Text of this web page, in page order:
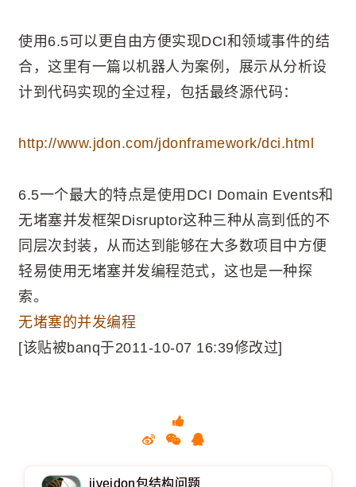
使用6.5可以更自由方便实现DCI和领域事件的结
合，这里有一篇以机器人为案例，展示从分析设
计到代码实现的全过程，包括最终源代码：
http://www.jdon.com/jdonframework/dci.html
6.5一个最大的特点是使用DCI Domain Events和
无堵塞并发框架Disruptor这种三种从高到低的不
同层次封装，从而达到能够在大多数项目中方便
轻易使用无堵塞并发编程范式，这也是一种探
索。
无堵塞的并发编程
[该贴被banq于2011-10-07 16:39修改过]
jivejdon包结构问题